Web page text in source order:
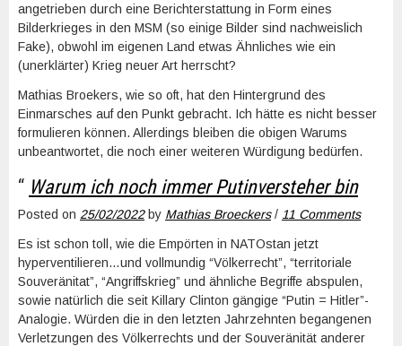
angetrieben durch eine Berichterstattung in Form eines
Bilderkrieges in den MSM (so einige Bilder sind nachweislich
Fake), obwohl im eigenen Land etwas Ähnliches wie ein
(unerklärter) Krieg neuer Art herrscht?
Mathias Broekers, wie so oft, hat den Hintergrund des
Einmarsches auf den Punkt gebracht. Ich hätte es nicht besser
formulieren können. Allerdings bleiben die obigen Warums
unbeantwortet, die noch einer weiteren Würdigung bedürfen.
“ Warum ich noch immer Putinversteher bin
Posted on 25/02/2022by Mathias Broeckers/ 11 Comments
Es ist schon toll, wie die Empörten in NATOstan jetzt
hyperventilieren…und vollmundig “Völkerrecht”, “territoriale
Souveränitat”, “Angriffskrieg” und ähnliche Begriffe abspulen,
sowie natürlich die seit Killary Clinton gängige “Putin = Hitler”-
Analogie. Würden die in den letzten Jahrzehnten begangenen
Verletzungen des Völkerrechts und der Souveränität anderer